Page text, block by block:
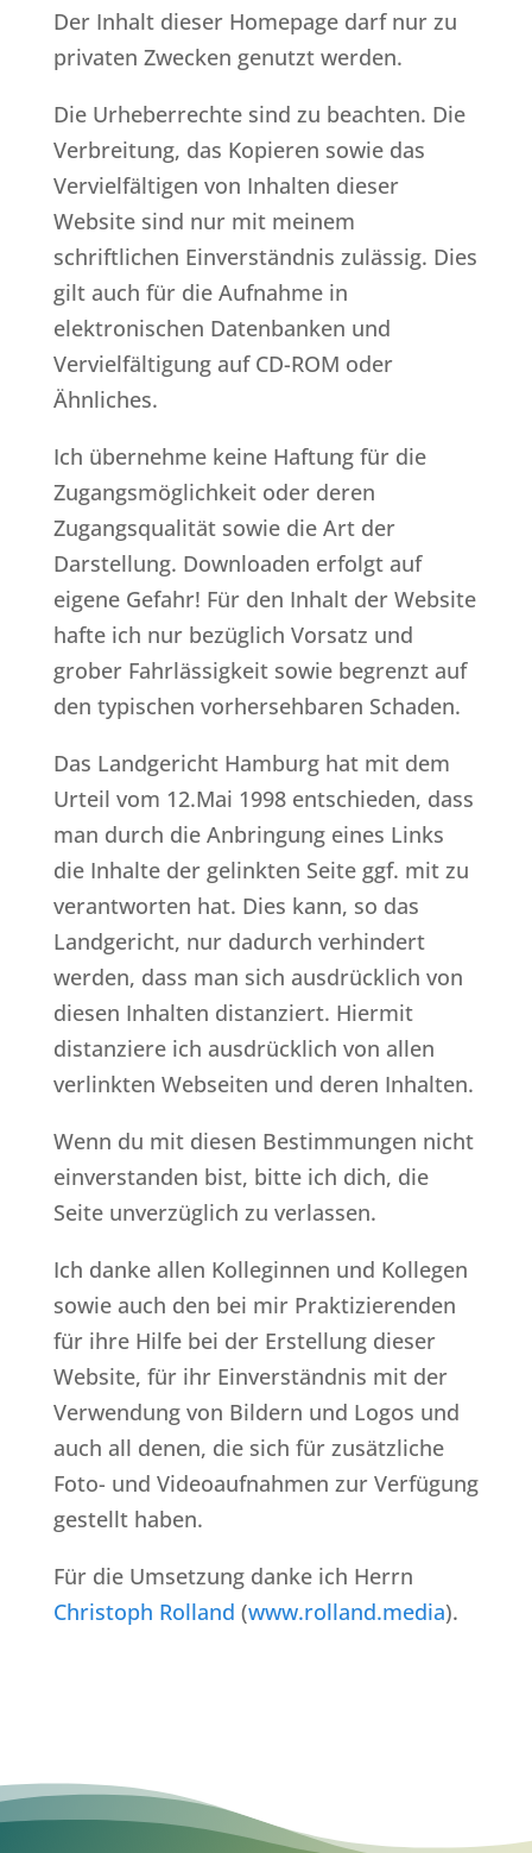
Der Inhalt dieser Homepage darf nur zu
privaten Zwecken genutzt werden.
Die Urheberrechte sind zu beachten. Die
Verbreitung, das Kopieren sowie das
Vervielfältigen von Inhalten dieser
Website sind nur mit meinem
schriftlichen Einverständnis zulässig. Dies
gilt auch für die Aufnahme in
elektronischen Datenbanken und
Vervielfältigung auf CD-ROM oder
Ähnliches.
Ich übernehme keine Haftung für die
Zugangsmöglichkeit oder deren
Zugangsqualität sowie die Art der
Darstellung. Downloaden erfolgt auf
eigene Gefahr! Für den Inhalt der Website
hafte ich nur bezüglich Vorsatz und
grober Fahrlässigkeit sowie begrenzt auf
den typischen vorhersehbaren Schaden.
Das Landgericht Hamburg hat mit dem
Urteil vom 12.Mai 1998 entschieden, dass
man durch die Anbringung eines Links
die Inhalte der gelinkten Seite ggf. mit zu
verantworten hat. Dies kann, so das
Landgericht, nur dadurch verhindert
werden, dass man sich ausdrücklich von
diesen Inhalten distanziert. Hiermit
distanziere ich ausdrücklich von allen
verlinkten Webseiten und deren Inhalten.
Wenn du mit diesen Bestimmungen nicht
einverstanden bist, bitte ich dich, die
Seite unverzüglich zu verlassen.
Ich danke allen Kolleginnen und Kollegen
sowie auch den bei mir Praktizierenden
für ihre Hilfe bei der Erstellung dieser
Website, für ihr Einverständnis mit der
Verwendung von Bildern und Logos und
auch all denen, die sich für zusätzliche
Foto- und Videoaufnahmen zur Verfügung
gestellt haben.
Für die Umsetzung danke ich Herrn
Christoph Rolland (www.rolland.media).